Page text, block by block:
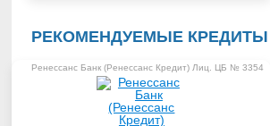
РЕКОМЕНДУЕМЫЕ КРЕДИТЫ
Ренессанс Банк (Ренессанс Кредит) Лиц. ЦБ № 3354